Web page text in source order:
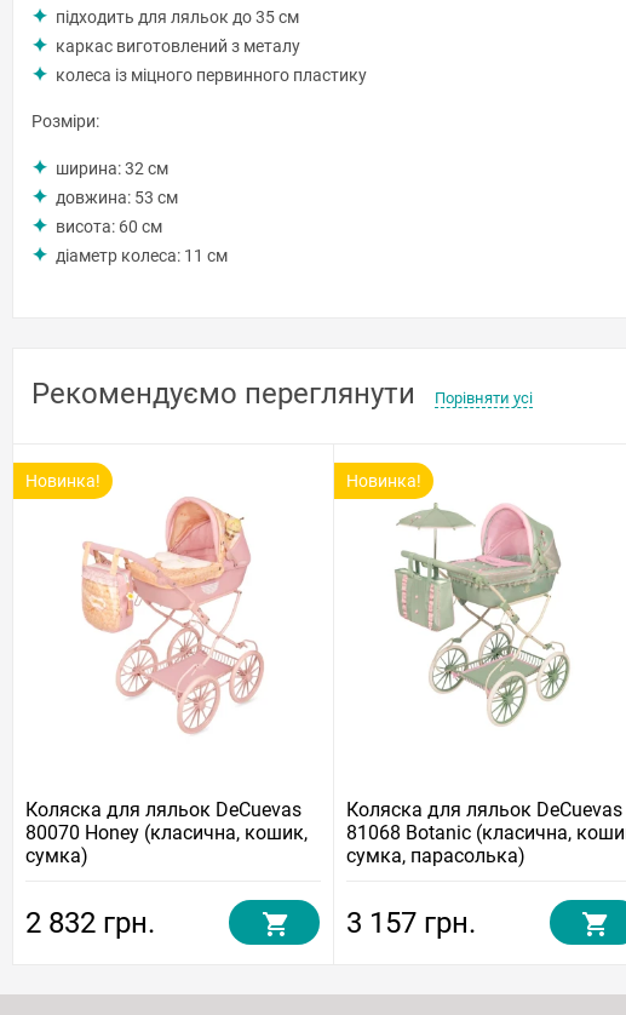
підходить для ляльок до 35 см
каркас виготовлений з металу
колеса із міцного первинного пластику
Розміри:
ширина: 32 см
довжина: 53 см
висота: 60 ​​см
діаметр колеса: 11 см
Рекомендуємо переглянути Порівняти усі
Новинка!
Коляска для ляльок DeCuevas
80070 Honey (класична, кошик,
сумка)
2 832 грн.
Новинка!
Коляска для ляльок DeCuevas
81068 Botanic (класична,
сумка, парасолька)
3 157 грн.